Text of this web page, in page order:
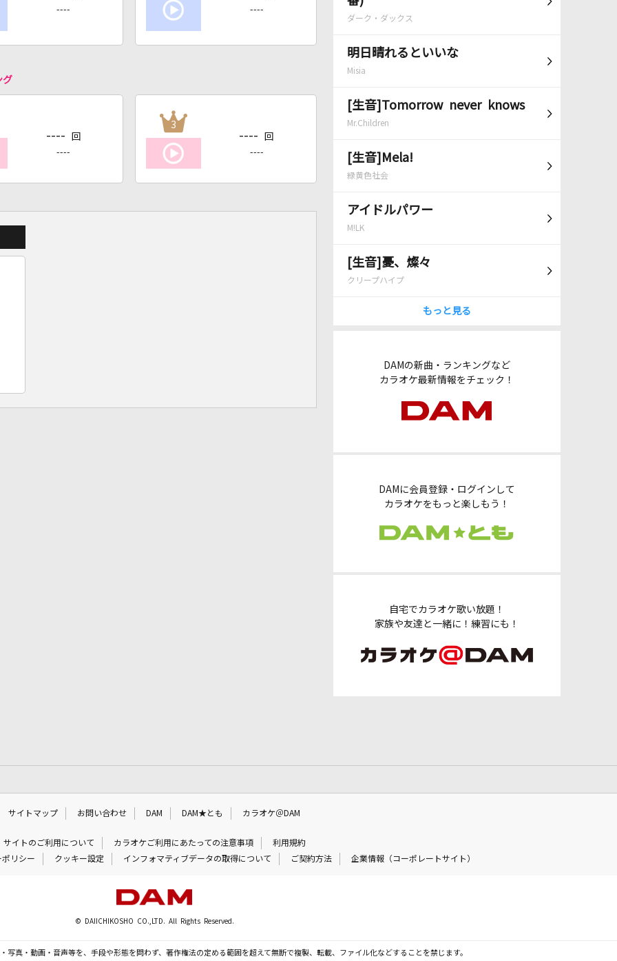
ダーク・ダックス
明日晴れるといいな
Misia
[生音]Tomorrow never knows
Mr.Children
[生音]Mela!
緑黄色社会
アイドルパワー
M!LK
[生音]憂、燦々
クリープハイプ
もっと見る
DAMの新曲・ランキングなど
カラオケ最新情報をチェック！
DAMに会員登録・ログインして
カラオケをもっと楽しもう！
自宅でカラオケ歌い放題！
家族や友達と一緒に！練習にも！
---- ----
グ
---- 回
----
3
---- 回
----
サイトマップ お問い合わせ DAM DAM★とも カラオケ＠DAM
サイトのご利用について カラオケご利用にあたっての注意事項
利用規約
リシー
クッキー設定 インフォマティブデータの取得について ご契約方法 企業情報（コーポレートサイト）
© DAIICHIKOSHO CO.,LTD. All Rights Reserved.
写真・動画・音声等を、手段や形態を問わず、著作権法の定める範囲を超えて無断で複製、転載、ファイル化などすることを禁じます。